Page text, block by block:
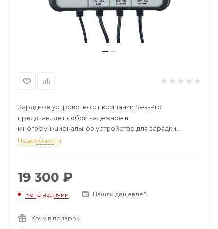
Зарядное устройство от компании Sea-Pro
представляет собой надежное и
многофункциональное устройство для зарядки
различных типов аккумуляторов. Обеспечивая
Защита от перезарядки: Интеллектуальная система
контроля предотвращает перезарядку
предотвращает возможные повреждения.
Подробности
19 300 ₽
Нет в наличии Нашли дешевле?
Хочу в подарок